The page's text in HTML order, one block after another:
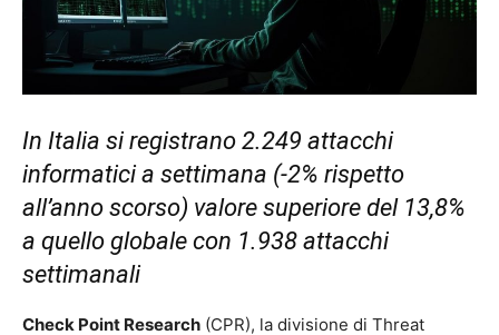
In Italia si registrano 2.249 attacchi
informatici a settimana (-2% rispetto
all’anno scorso) valore superiore del 13,8%
a quello globale con 1.938 attacchi
settimanali
Check Point Research (CPR), la divisione di Threat